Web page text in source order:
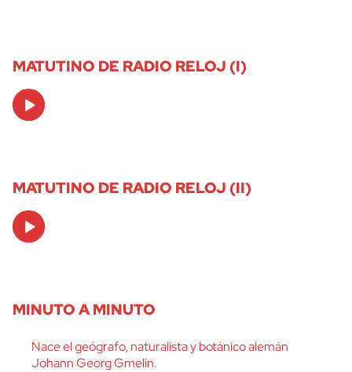
MATUTINO DE RADIO RELOJ (I)
Audio
Player
MATUTINO DE RADIO RELOJ (II)
Audio
Player
MINUTO A MINUTO
Nace el geógrafo, naturalista y botánico alemán
Johann Georg Gmelin.